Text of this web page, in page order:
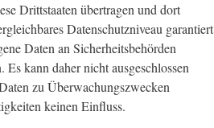
Drittstaaten übertragen und dort
Datenschutzniveau garantiert
Daten an Sicherheitsbehörden
kann daher nicht ausgeschlossen
zu Überwachungszwecken
keinen Einfluss.